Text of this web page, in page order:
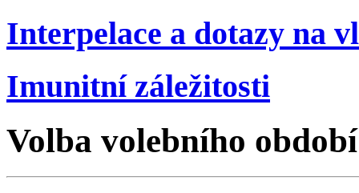
Interpelace a dotazy na
Imunitní záležitosti
Volba volebního období